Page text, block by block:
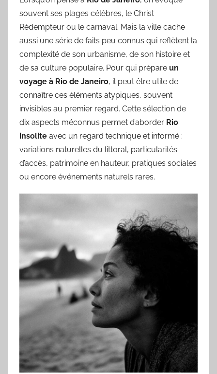
souvent ses plages célèbres, le Christ
Rédempteur ou le carnaval. Mais la ville cache
aussi une série de faits peu connus qui reflètent la
complexité de son urbanisme, de son histoire et
de sa culture populaire. Pour qui prépare un
voyage à Rio de Janeiro, il peut être utile de
connaître ces éléments atypiques, souvent
invisibles au premier regard. Cette sélection de
dix aspects méconnus permet d’aborder Rio
insolite avec un regard technique et informé :
variations naturelles du littoral, particularités
d’accès, patrimoine en hauteur, pratiques sociales
ou encore événements naturels rares.